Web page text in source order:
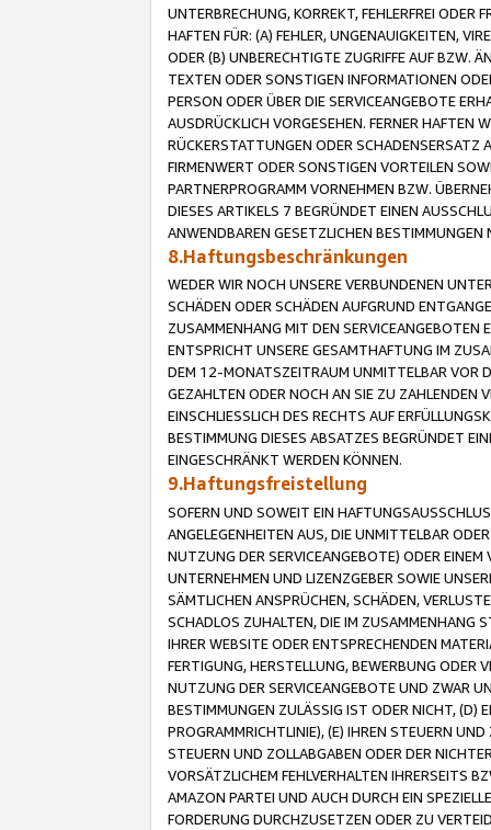
UNTERBRECHUNG, KORREKT, FEHLERFREI ODER
HAFTEN FÜR: (A) FEHLER, UNGENAUIGKEITEN,
ODER (B) UNBERECHTIGTE ZUGRIFFE AUF BZW.
TEXTEN ODER SONSTIGEN INFORMATIONEN
PERSON ODER ÜBER DIE SERVICEANGEBOTE
AUSDRÜCKLICH VORGESEHEN. FERNER HAFTEN
RÜCKERSTATTUNGEN ODER SCHADENSERSATZ
FIRMENWERT ODER SONSTIGEN VORTEILEN
PARTNERPROGRAMM VORNEHMEN BZW.
DIESES ARTIKELS 7 BEGRÜNDET EINEN
ANWENDBAREN GESETZLICHEN
8.Haftungsbeschränkungen
WEDER WIR NOCH UNSERE VERBUNDENEN
SCHÄDEN ODER SCHÄDEN AUFGRUND
ZUSAMMENHANG MIT DEN SERVICEANGEBOTEN
ENTSPRICHT UNSERE GESAMTHAFTUNG IM
DEM 12-MONATSZEITRAUM UNMITTELBAR VOR
GEZAHLTEN ODER NOCH AN SIE ZU ZAHLENDEN
EINSCHLIESSLICH DES RECHTS AUF
BESTIMMUNG DIESES ABSATZES BEGRÜNDET
EINGESCHRÄNKT WERDEN KÖNNEN.
9.Haftungsfreistellung
SOFERN UND SOWEIT EIN
ANGELEGENHEITEN AUS, DIE UNMITTELBAR
NUTZUNG DER SERVICEANGEBOTE) ODER
UNTERNEHMEN UND LIZENZGEBER SOWIE
SÄMTLICHEN ANSPRÜCHEN, SCHÄDEN,
SCHADLOS ZUHALTEN, DIE IM ZUSAMMENHANG
IHRER WEBSITE ODER ENTSPRECHENDEN
FERTIGUNG, HERSTELLUNG, BEWERBUNG ODER
NUTZUNG DER SERVICEANGEBOTE UND ZWAR
BESTIMMUNGEN ZULÄSSIG IST ODER NICHT, (D)
PROGRAMMRICHTLINIE), (E) IHREN STEUERN
STEUERN UND ZOLLABGABEN ODER DER
VORSÄTZLICHEM FEHLVERHALTEN IHRERSEITS
AMAZON PARTEI UND AUCH DURCH EIN
FORDERUNG DURCHZUSETZEN ODER ZU